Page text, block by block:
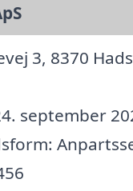
3, 8370
september